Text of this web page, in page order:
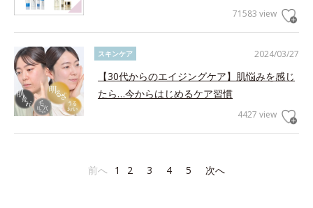
71583 view
2024/03/27
スキンケア
【30代からのエイジングケア】肌悩みを感じ
たら…今からはじめるケア習慣
4427 view
前へ 1 2 3 4 5 次へ